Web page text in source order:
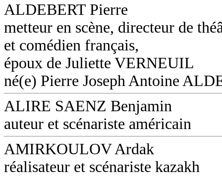
ALDEBERT Pierre
metteur en scène, directeur de
et comédien français,
époux de Juliette VERNEUIL
né(e) Pierre Joseph Antoine
ALIRE SAENZ Benjamin
auteur et scénariste américain
AMIRKOULOV Ardak
réalisateur et scénariste kazakh